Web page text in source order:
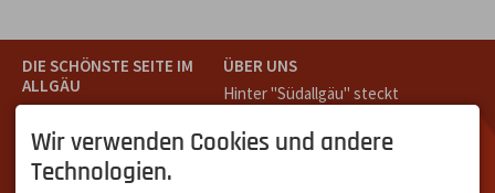
DIE SCHÖNSTE SEITE IM
ALLGÄU
Teil des Oberallgäus. Es
verbindet die Tourismus-
Destinationen Oberstdorf,
ÜBER UNS
Hinter "Südallgäu" steckt
Oberstdorf.
Unser Ziel ist ein attraktives
Wir verwenden Cookies und andere
Technologien.